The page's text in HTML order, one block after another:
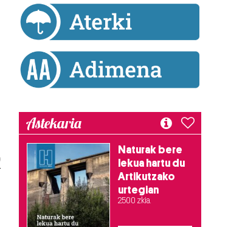
Astekaria
Naturak bere
lekua hartu du
Artikutzako
urtegian
2.500 zkia.